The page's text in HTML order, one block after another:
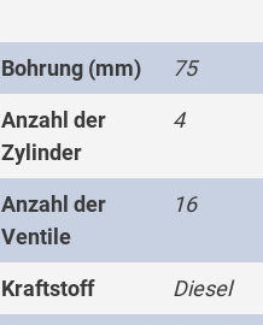
Bohrung (mm) 75
Anzahl der
Zylinder
4
Anzahl der
Ventile
16
Kraftstoff Diesel